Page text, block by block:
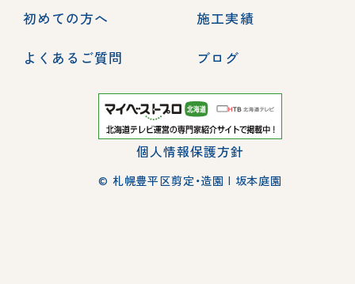
初めての方へ
施工実績
よくあるご質問
ブログ
個人情報保護方針
© 札幌豊平区剪定・造園 | 坂本庭園